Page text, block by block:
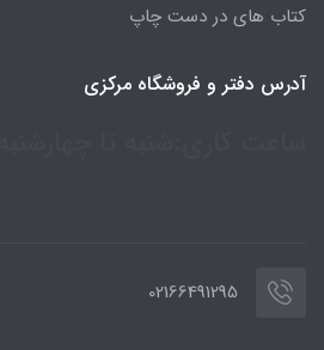
کتاب های در دست چاپ
آدرس دفتر و فروشگاه مرکزی
02166491295